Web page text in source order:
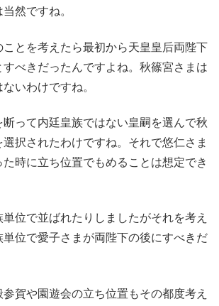
然ですね。
ことを考えたら最初から天皇皇后両陛下
べきだったんですよね。秋篠宮さまは
いわけですね。
って内廷皇族ではない皇嗣を選んで秋
択されたわけですね。それで悠仁さま
時に立ち位置でもめることは想定でき
位で並ばれたりしましたがそれを考え
単位で愛子さまが両陛下の後にすべきだ
参賀や園遊会の立ち位置もその都度考え